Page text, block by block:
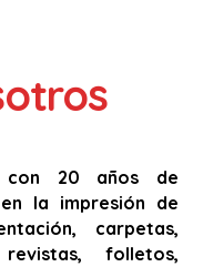
con 20 años de
la impresión de
carpetas,
folletos,